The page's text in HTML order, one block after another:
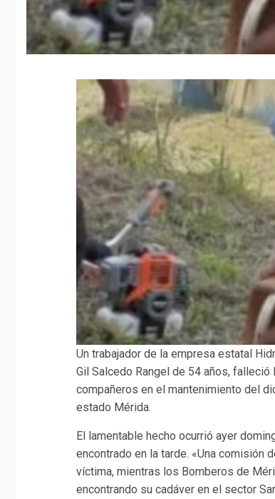
Un trabajador de la empresa estatal
Gil Salcedo Rangel de 54 años,
compañeros en el mantenimiento del
estado Mérida.
El lamentable hecho ocurrió ayer
encontrado en la tarde. «Una comisión
víctima, mientras los Bomberos de
encontrando su cadáver en el sector